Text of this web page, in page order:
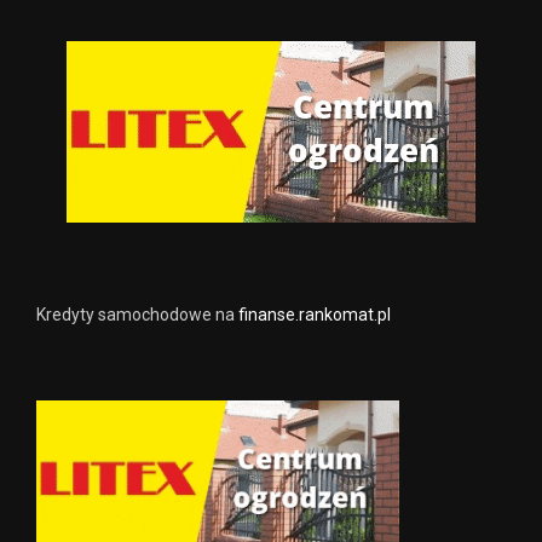
Kredyty samochodowe na finanse.rankomat.pl